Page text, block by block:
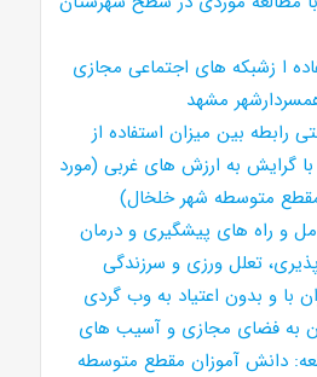
ا زشبکه های اجتماعی مجازی
مشهد
رابطه بین میزان استفاده از
گرایش به ارزش های غربی (مورد
متوسطه شهر خلخال)
و راه های پیشگیری و درمان
تعلل ورزی و سرزندگی
با و بدون اعتیاد به وب گردی
به فضای مجازی و آسیب های
دانش آموزان مقطع متوسطه